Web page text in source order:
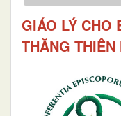
GIÁO LÝ CHO
THĂNG